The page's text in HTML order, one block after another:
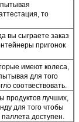
то
вы сыграете заказ
пригонок
имеют колеса,
для того
соотвествовать.
продуктов лучших,
для того чтобы
доступен.